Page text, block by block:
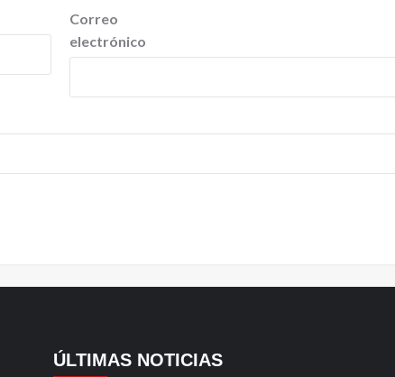
Correo
electrónico
ÚLTIMAS NOTICIAS